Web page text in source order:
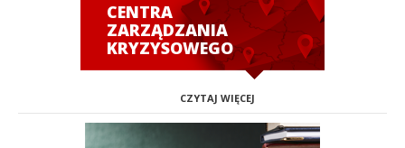
CENTRA
ZARZĄDZANIA
KRYZYSOWEGO
CZYTAJ WIĘCEJ